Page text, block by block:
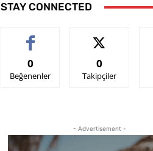
STAY CONNECTED
0
Beğenenler
0
Takipçiler
- Advertisement -